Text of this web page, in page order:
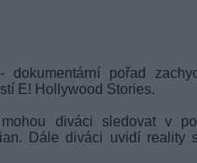
pořad
E! Hollywood Stories.
diváci sledovat v
Dále diváci uvidí reality